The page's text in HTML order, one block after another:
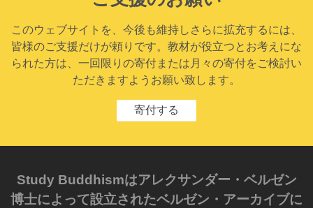
このウェブサイトを、今後も維持しさらに拡充するには、
皆様のご支援だけが頼りです。教材が役立つとお考えにな
られた方は、一回限りの寄付または月々の寄付をご検討い
ただきますようお願い致します。
寄付する
Study Buddhismはアレクサンダー・ベルゼン
博士によって設立されたベルゼン・アーカイブに